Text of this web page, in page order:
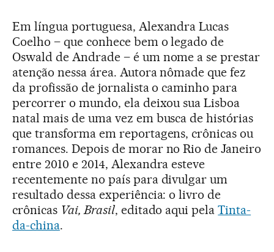
Em língua portuguesa, Alexandra Lucas
Coelho – que conhece bem o legado de
Oswald de Andrade – é um nome a se prestar
atenção nessa área. Autora nômade que fez
da profissão de jornalista o caminho para
percorrer o mundo, ela deixou sua Lisboa
natal mais de uma vez em busca de histórias
que transforma em reportagens, crônicas ou
romances. Depois de morar no Rio de Janeiro
entre 2010 e 2014, Alexandra esteve
recentemente no país para divulgar um
resultado dessa experiência: o livro de
crônicas Vai, Brasil, editado aqui pelaTinta-
da-china.